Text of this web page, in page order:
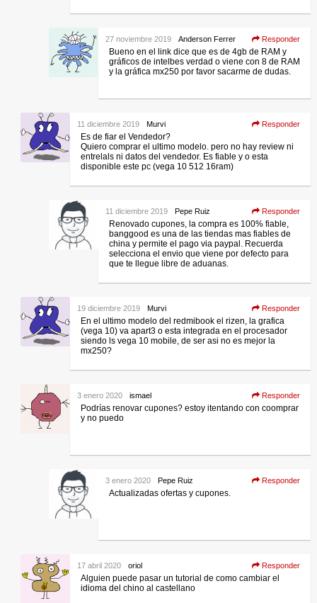
Anderson Ferrer
27 noviembre 2019 Responder
Bueno en el link dice que es de 4gb de RAM y
gráficos de intelbes verdad o viene con 8 de RAM
y la gráfica mx250 por favor sacarme de dudas.
Murvi
11 diciembre 2019 Responder
Es de fiar el Vendedor?
Quiero comprar el ultimo modelo. pero no hay review ni
entrelals ni datos del vendedor. Es fiable y o esta
disponible este pc (vega 10 512 16ram)
Pepe Ruiz
11 diciembre 2019 Responder
Renovado cupones, la compra es 100% fiable,
banggood es una de las tiendas mas fiables de
china y permite el pago via paypal. Recuerda
selecciona el envio que viene por defecto para
que te llegue libre de aduanas.
Murvi
19 diciembre 2019 Responder
En el ultimo modelo del redmibook el rizen, la grafica
(vega 10) va apart3 o esta integrada en el procesador
siendo ls vega 10 mobile, de ser asi no es mejor la
mx250?
ismael
3 enero 2020 Responder
Podrías renovar cupones? estoy itentando con coomprar
y no puedo
Pepe Ruiz
3 enero 2020 Responder
Actualizadas ofertas y cupones.
oriol
17 abril 2020 Responder
Alguien puede pasar un tutorial de como cambiar el
idioma del chino al castellano